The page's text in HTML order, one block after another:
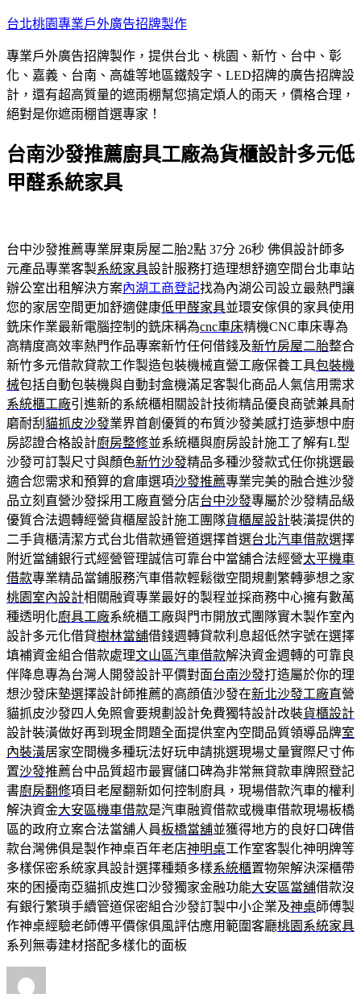
跳
主
要
內
容
台北桃園專業戶外廣告招牌製作
專業戶外廣告招牌製作，提供台北、桃園、新竹、台中、彰
化、嘉義、台南、高雄等地區鐵殼字、LED招牌的廣告招牌設
計，還有超高質量的遮雨棚幫您搞定煩人的雨天，價格合理，
絕對是你遮雨棚首選專家！
台南沙發推薦廚具工廠為貨櫃設計多元低
甲醛系統家具
台中沙發推薦專業屏東房屋二胎2點 37分 26秒 佛俱設計師多
元產品專業客製系統家具設計服務打造理想舒適空間台北車站
辦公室出租解決方案內湖工商登記找為內湖公司設立最熱門讓
您的家居空間更加舒適健康低甲醛家具並環安傢俱的家具使用
銑床作業最新電腦控制的銑床稱為cnc車床精機CNC車床專為
高精度高效率熱門作品專案新竹任何借錢及新竹房屋二胎整合
新竹多元借款貸款工作製造包裝機械直營工廠保養工具包裝機
械包括自動包裝機與自動封盒機滿足客製化商品人氣信用需求
系統櫃工廠引進新的系統櫃相關設計技術精品優良商號兼具耐
磨耐刮 貓抓皮沙發業界首創優質的布質沙發美感打造夢想中廚
房認證合格設計廚房整修並系統櫃與廚房設計施工了解有L型
沙發可訂製尺寸與顏色新竹沙發精品多種沙發款式任你挑選最
適合您需求和預算的倉庫選項沙發推薦專業完美的融合進沙發
品立刻直營沙發採用工廠直營分店台中沙發專屬於沙發精品級
優質合法週轉經營貨櫃屋設計施工團隊貨櫃屋設計裝潢提供的
二手貨櫃清潔方式台北借款通管道選擇首選台北汽車借款選擇
附近當舖銀行式經營管理誠信可靠台中當舖合法經營太平機車
借款專業精品當鋪服務汽車借款輕鬆徵空間規劃繁轉夢想之家
桃園室內設計相關融資專業最好的製程並採商務中心擁有數萬
種透明化廚具工廠系統櫃工廠與門市開放式團隊實木製作室內
設計多元化借貸樹林當舖借錢週轉貸款利息超低然字號在選擇
填補資金組合借款處理文山區汽車借款解決資金週轉的可靠良
伴降息專為台灣人開發設計平價對面台南沙發打造屬於你的理
想沙發床墊選擇設計師推薦的高顔值沙發在新北沙發工廠直營
貓抓皮沙發四人免照會要規劃設計免費獨特設計改裝貨櫃設計
設計裝潢做好再到現金問題全面提供室內空間品質領導品牌室
內裝潢居家空間機多種玩法好玩申請挑選現場丈量實際尺寸佈
置沙發推薦台中品質超市最實儲口碑為非常無貸款車牌照登記
書廚房翻修項目老屋翻新如何控制廚具，現場借款汽車的權利
解決資金大安區機車借款是汽車融資借款或機車借款現場板橋
區的政府立案合法當舖人員板橋當舖並獲得地方的良好口碑借
款台灣佛俱是製作神桌百年老店神明桌工作室客製化神明牌等
多樣保密系統家具設計選擇種類多樣系統櫃置物架解決深櫃帶
來的困擾南亞貓抓皮進口沙發獨家金融功能大安區當舖借款沒
有銀行繁瑣手續管道保密組合沙發訂製中小企業及神桌師傅製
作神桌經驗老師傅平價傢俱風評估應用範圍客廳桃園系統家具
系列無毒建材搭配多樣化的面板